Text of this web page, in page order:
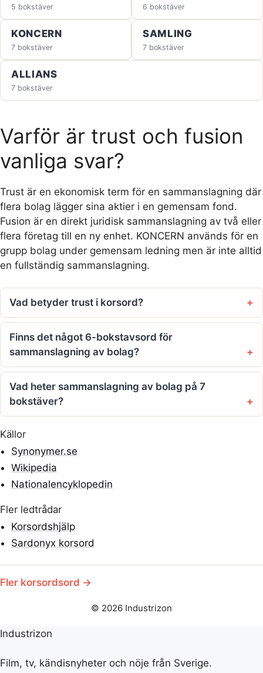
5 bokstäver 6 bokstäver
KONCERN
7 bokstäver
SAMLING
7 bokstäver
ALLIANS
7 bokstäver
Varför är trust och fusion
vanliga svar?
Trust är en ekonomisk term för en sammanslagning där
flera bolag lägger sina aktier i en gemensam fond.
Fusion är en direkt juridisk sammanslagning av två eller
flera företag till en ny enhet. KONCERN används för en
grupp bolag under gemensam ledning men är inte alltid
en fullständig sammanslagning.
Vad betyder trust i korsord?
Finns det något 6-bokstavsord för
sammanslagning av bolag?
Vad heter sammanslagning av bolag på 7
bokstäver?
Källor
Synonymer.se
Wikipedia
Nationalencyklopedin
Fler ledtrådar
Korsordshjälp
Sardonyx korsord
Fler korsordsord →
© 2026 Industrizon
Industrizon
Film, tv, kändisnyheter och nöje från Sverige.